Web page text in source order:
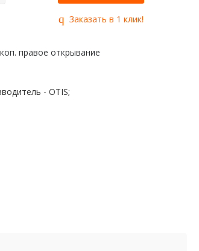
Заказать в 1 клик!
правое открывание
- OTIS;